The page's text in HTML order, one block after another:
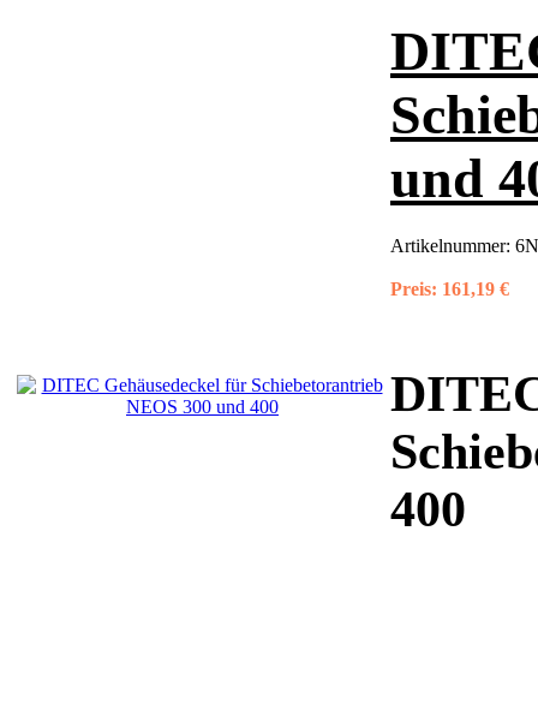
und
Artikelnummer:
Preis: 161,19 €
400